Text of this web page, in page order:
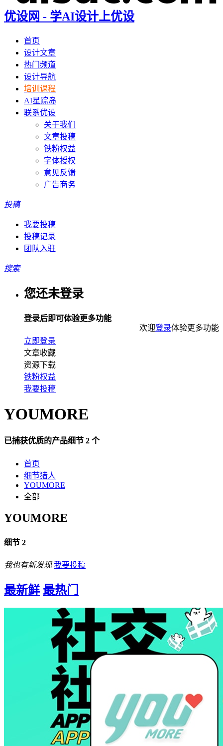
优设网 - 学AI设计上优设
首页
设计文章
热门频道
设计导航
培训课程
AI星踪岛
联系优设
关于我们
文章投稿
铁粉权益
字体授权
意见反馈
广告商务
投稿
我要投稿
投稿记录
团队入驻
搜索
您还未登录
登录后即可体验更多功能
立即登录
文章收藏
资源下载
铁粉权益
我要投稿
YOUMORE
已捕获优质的产品细节 2 个
首页
细节猎人
YOUMORE
全部
YOUMORE
细节 2
我也有新发现 我要投稿
最新鲜 最热门
欢迎登录体验更多功能